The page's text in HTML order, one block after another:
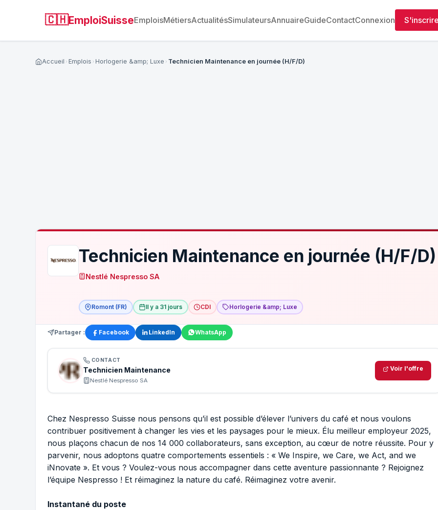
🇨🇭EmploiSuisseEmploisMétiersActualitésSimulateursAnnuaireGuideContactConnexion
Accueil Emplois Horlogerie &amp; Luxe Technicien Maintenance en journée (H/F/D)
Technicien Maintenance en journée (H/F/D)
Nestlé Nespresso SA
Romont (FR) Il y a 31 jours CDI Horlogerie &amp; Luxe
Partager : Facebook LinkedIn WhatsApp
CONTACT
Technicien Maintenance
Nestlé Nespresso SA
Voir l'offre
Chez Nespresso Suisse nous pensons qu’il est possible d’élever l’univers du café et nous voulons
contribuer positivement à changer les vies et les paysages pour le mieux. Élu meilleur employeur 2025,
nous plaçons chacun de nos 14 000 collaborateurs, sans exception, au cœur de notre réussite. Pour y
parvenir, nous adoptons quatre comportements essentiels : « We Inspire, we Care, we Act, and we
iNnovate ». Et vous ? Voulez-vous nous accompagner dans cette aventure passionnante ? Rejoignez
l’équipe Nespresso ! Et réimaginez la nature du café. Réimaginez votre avenir.
Instantané du poste